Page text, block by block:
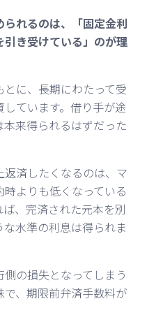
れるのは、「固定金利
き受けている」のが理
に、長期にわたって受
ています。借り手が途
来得られるはずだった
済したくなるのは、マ
よりも低くなっている
、完済された元本を別
水準の利息は得られま
の損失となってしまう
、期限前弁済手数料が